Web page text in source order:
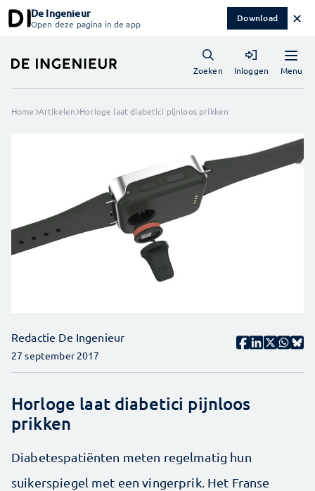
De Ingenieur
Open deze pagina in de app Download ✕
Menu
Zoeken Inloggen
Home Artikelen Horloge laat diabetici pijnloos prikken
Redactie De Ingenieur
27 september 2017
Horloge laat diabetici pijnloos
prikken
Diabetespatiënten meten regelmatig hun
suikerspiegel met een vingerprik. Het Franse